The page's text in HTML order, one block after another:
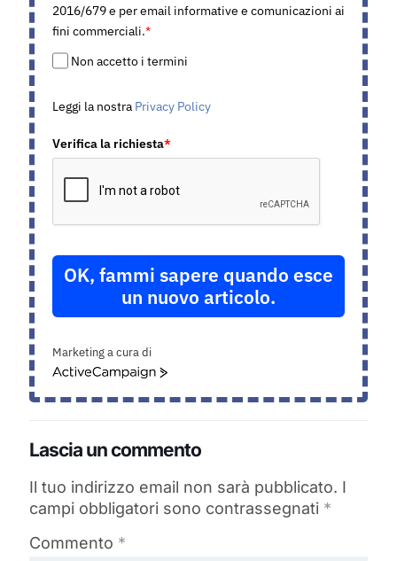
2016/679 e per email informative e comunicazioni ai
fini commerciali.*
Non accetto i termini
Leggi la nostra Privacy Policy
Verifica la richiesta*
OK, fammi sapere quando esce
un nuovo articolo.
Marketing a cura di
ActiveCampaign
Lascia un commento
Il tuo indirizzo email non sarà pubblicato. I
campi obbligatori sono contrassegnati *
Commento *